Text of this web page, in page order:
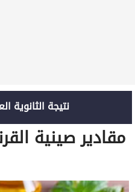
نتيجة الثانوية
مقادير صينية